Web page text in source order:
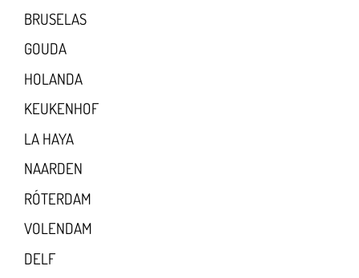
BRUSELAS
GOUDA
HOLANDA
KEUKENHOF
LA HAYA
NAARDEN
RÓTERDAM
VOLENDAM
DELF